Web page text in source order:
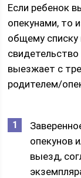
Если ребенок
опекунами, то
общему списку
выезжает с
родителем/
опекунов
выезд,